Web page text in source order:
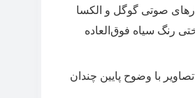
صوتی گوگل و الکسا
رنگ سیاه فوق‌العاده
با وضوح پایین چندان